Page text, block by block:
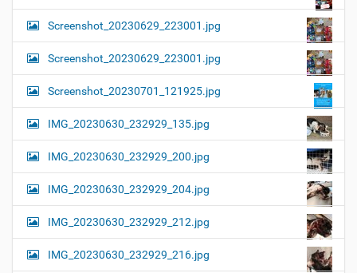
Screenshot_20230629_223001.jpg
Screenshot_20230629_223001.jpg
Screenshot_20230701_121925.jpg
IMG_20230630_232929_135.jpg
IMG_20230630_232929_200.jpg
IMG_20230630_232929_204.jpg
IMG_20230630_232929_212.jpg
IMG_20230630_232929_216.jpg